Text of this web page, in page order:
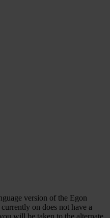
version of the Egon
on does not have a
will be taken to the alternate